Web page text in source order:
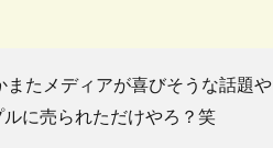
たメディアが喜びそうな話題や
に売られただけやろ？笑